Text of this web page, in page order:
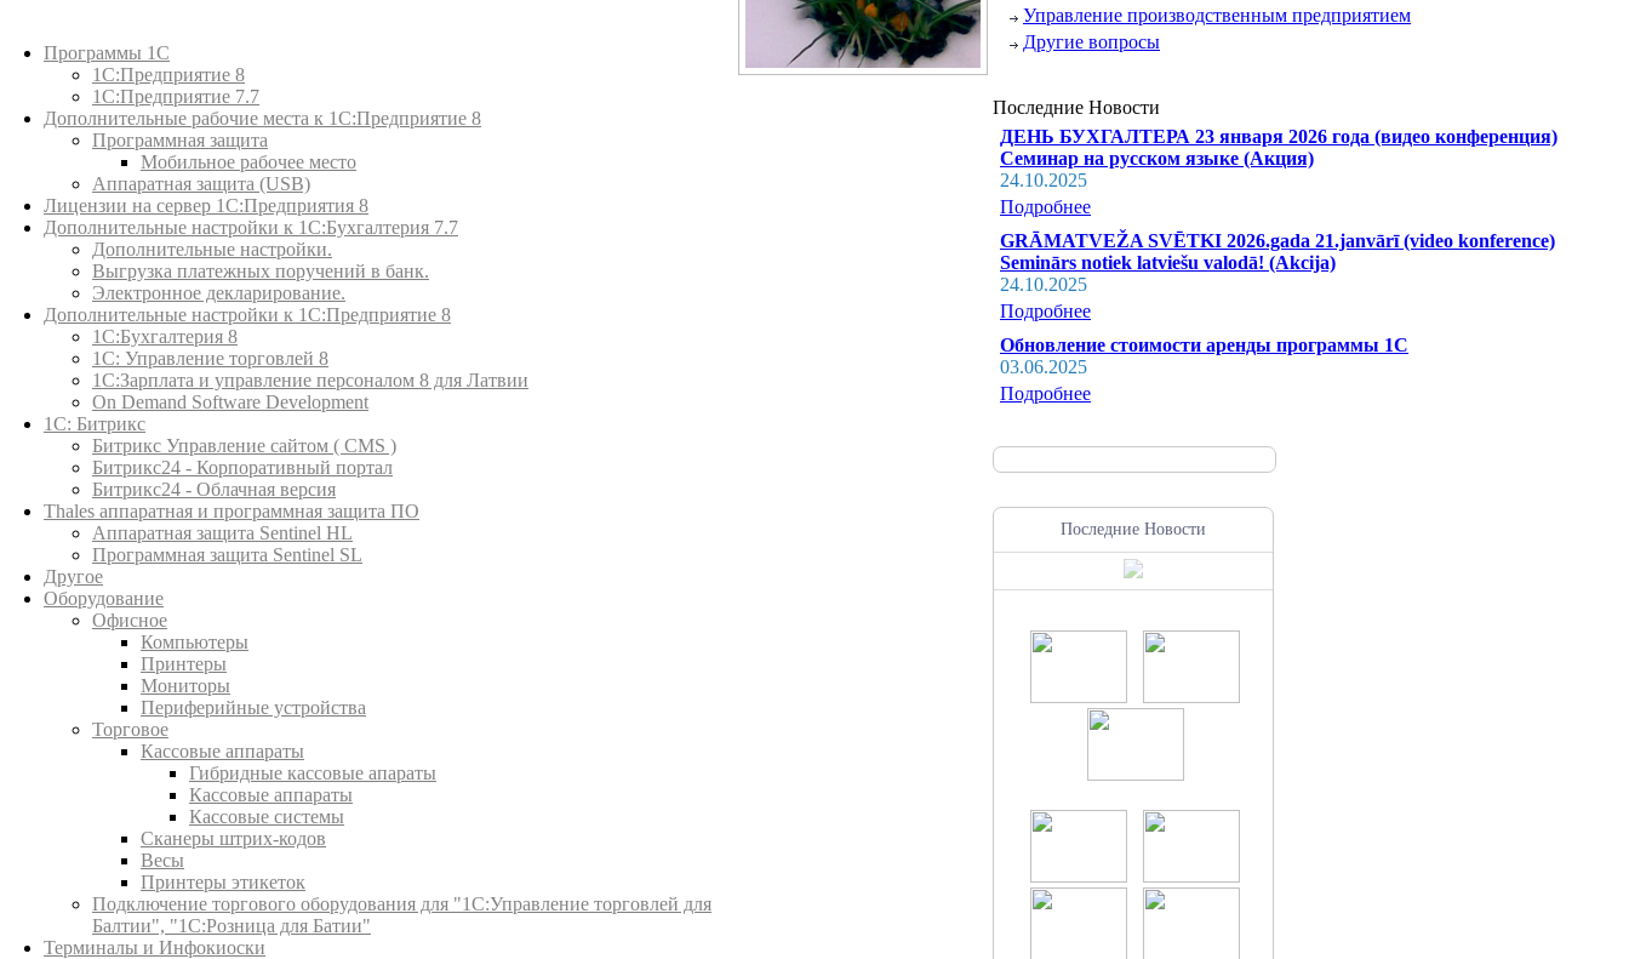
Программы 1С
1С:Предприятие 8
1С:Предприятие 7.7
Дополнительные рабочие места к 1С:Предприятие 8
Программная защита
Мобильное рабочее место
Аппаратная защита (USB)
Лицензии на сервер 1С:Предприятия 8
Дополнительные настройки к 1С:Бухгалтерия 7.7
Дополнительные настройки.
Выгрузка платежных поручений в банк.
Электронное декларирование.
Дополнительные настройки к 1С:Предприятие 8
1С:Бухгалтерия 8
1C: Управление торговлей 8
1С:Зарплата и управление персоналом 8 для Латвии
On Demand Software Development
1С: Битрикс
Битрикс Управление сайтом ( CMS )
Битрикс24 - Корпоративный портал
Битрикс24 - Облачная версия
Thales аппаратная и программная защита ПО
Аппаратная защита Sentinel HL
Программная защита Sentinel SL
Другое
Оборудование
Офисное
Компьютеры
Принтеры
Мониторы
Периферийные устройства
Торговое
Кассовые аппараты
Гибридные кассовые апараты
Кассовые аппараты
Кассовые системы
Сканеры штрих-кодов
Весы
Принтеры этикеток
Подключение торгового оборудования для "1С:Управление торговлей для
Балтии", "1С:Розница для Батии"
Терминалы и Инфокиоски
Управление производственным предприятием
Другие вопросы
Последние Новости
ДЕНЬ БУХГАЛТЕРА 23 января 2026 года (видео конференция)
Семинар на русском языке (Акция)
24.10.2025
Подробнее
GRĀMATVEŽA SVĒTKI 2026.gada 21.janvārī (video konference)
Seminārs notiek latviešu valodā! (Akcija)
24.10.2025
Подробнее
Обновление стоимости аренды программы 1С
03.06.2025
Подробнее
Последние Новости